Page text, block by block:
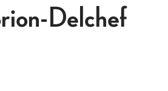
Delchef